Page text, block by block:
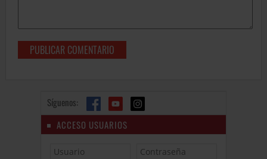
Síguenos:
ACCESO USUARIOS